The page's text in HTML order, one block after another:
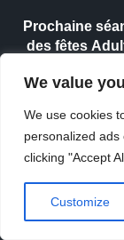
We value
We use cookies
personalized
clicking "Accept
Customize
Prochaine
des fêtes
BULLETIN